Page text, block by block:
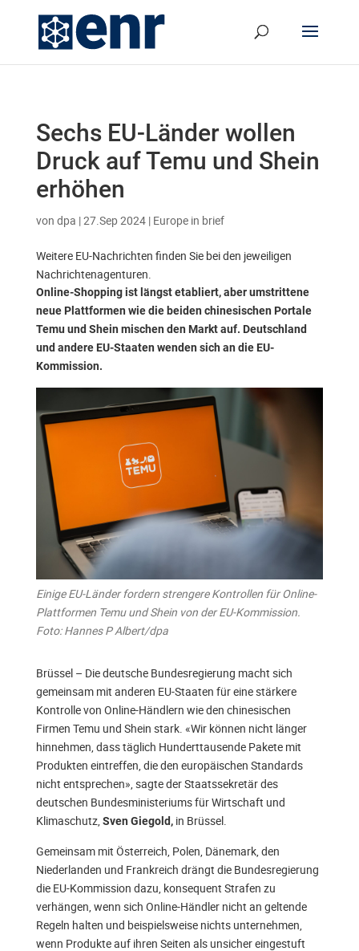
Sechs EU-Länder wollen
Druck auf Temu und Shein
erhöhen
von dpa |27.Sep 2024| Europe in brief
Weitere EU-Nachrichten finden Sie bei den jeweiligen
Nachrichtenagenturen.
Online-Shopping ist längst etabliert, aber umstrittene
neue Plattformen wie die beiden chinesischen Portale
Temu und Shein mischen den Markt auf. Deutschland
und andere EU-Staaten wenden sich an die EU-
Kommission.
Einige EU-Länder fordern strengere Kontrollen für Online-
Plattformen Temu und Shein von der EU-Kommission.
Foto: Hannes P Albert/dpa
Brüssel – Die deutsche Bundesregierung macht sich
gemeinsam mit anderen EU-Staaten für eine stärkere
Kontrolle von Online-Händlern wie den chinesischen
Firmen Temu und Shein stark. «Wir können nicht länger
hinnehmen, dass täglich Hunderttausende Pakete mit
Produkten eintreffen, die den europäischen Standards
nicht entsprechen», sagte der Staatssekretär des
deutschen Bundesministeriums für Wirtschaft und
Klimaschutz, Sven Giegold,in Brüssel.
Gemeinsam mit Österreich, Polen, Dänemark, den
Niederlanden und Frankreich drängt die Bundesregierung
die EU-Kommission dazu, konsequent Strafen zu
verhängen, wenn sich Online-Händler nicht an geltende
Regeln halten und beispielsweise nichts unternehmen,
wenn Produkte auf ihren Seiten als unsicher eingestuft